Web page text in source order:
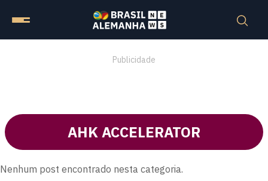
Publicidade
AHK ACCELERATOR
Nenhum post encontrado nesta categoria.